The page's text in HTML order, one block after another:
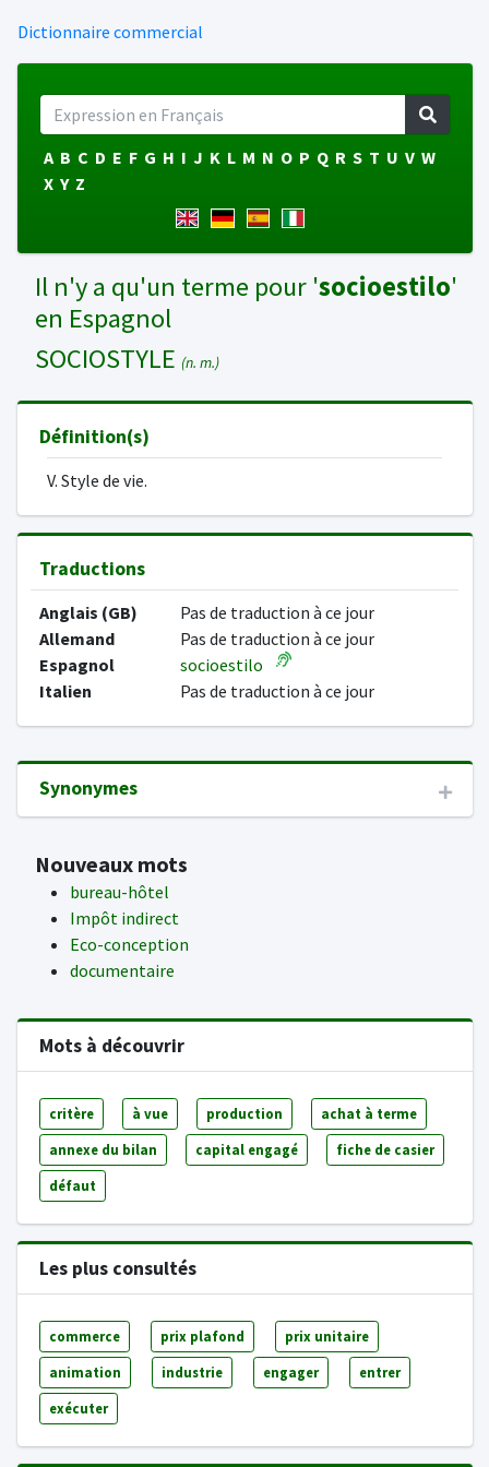
Dictionnaire commercial
A B C D E F G H I J K L M N O P Q R S T U V W
X Y Z
Il n'y a qu'un terme pour 'socioestilo'
en Espagnol
SOCIOSTYLE (n. m.)
Définition(s)
V. Style de vie.
Traductions
Anglais (GB)
Pas de traduction à ce jour
Allemand
Pas de traduction à ce jour
Espagnol
socioestilo
Italien
Pas de traduction à ce jour
Synonymes
Nouveaux mots
bureau-hôtel
Impôt indirect
Eco-conception
documentaire
Mots à découvrir
critère à vue production achat à terme
annexe du bilan capital engagé fiche de casier
défaut
Les plus consultés
commerce prix plafond prix unitaire
animation industrie engager entrer
exécuter